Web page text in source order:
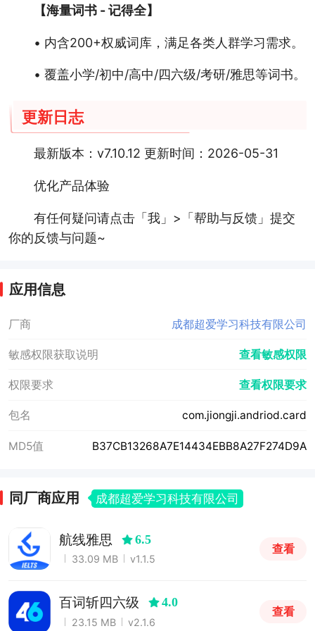
【海量词书 - 记得全】
• 内含200+权威词库，满足各类人群学习需求。
• 覆盖小学/初中/高中/四六级/考研/雅思等词书。
更新日志
最新版本：v7.10.12 更新时间：2026-05-31
优化产品体验
有任何疑问请点击「我」>「帮助与反馈」提交
你的反馈与问题~
应用信息
厂商 成都超爱学习科技有限公司
敏感权限获取说明 查看敏感权限
权限要求 查看权限要求
包名 com.jiongji.andriod.card
MD5值 B37CB13268A7E14434EBB8A27F274D9A
同厂商应用 成都超爱学习科技有限公司
航线雅思 6.5
33.09 MB v1.1.5
查看
百词斩四六级 4.0
23.15 MB v2.1.6
查看